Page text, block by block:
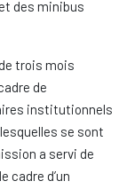
des minibus
trois mois
de
institutionnels
se sont
a servi de
cadre d’un